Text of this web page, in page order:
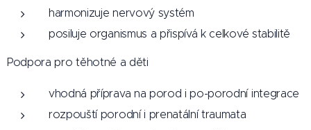
harmonizuje nervový systém
posiluje organismus a přispívá k celkové stabilitě
Podpora pro těhotné a děti
vhodná příprava na porod i po-porodní integrace
rozpouští porodní i prenatální traumata